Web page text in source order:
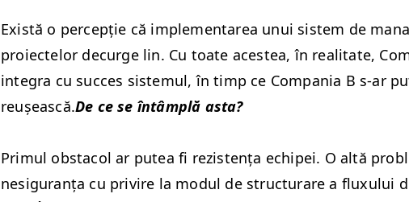
Există o per­cepție că imple­mentarea unui sis­tem de
proiectelor decurge lin. Cu toate aces­tea, în real­i­tate,
inte­gra cu suc­ces sis­temul, în timp ce Com­pa­nia B s‑ar
reușească.De ce se întâm­plă asta?
Primul obsta­col ar putea fi rezis­tența echipei. O altă
nesig­u­ranța cu privire la mod­ul de struc­turare a flux­u­lui